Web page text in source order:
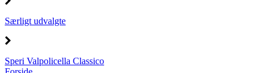
Særligt udvalgte
Speri Valpolicella Classico